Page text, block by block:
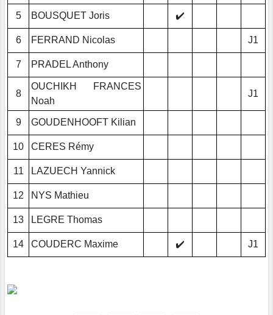
5 BOUSQUET Joris ✔️
6 FERRAND Nicolas J1
7 PRADEL Anthony
8
OUCHIKH FRANCES
Noah
J1
9 GOUDENHOOFT Kilian
10 CERES Rémy
11 LAZUECH Yannick
12 NYS Mathieu
13 LEGRE Thomas
14 COUDERC Maxime ✔️ J1